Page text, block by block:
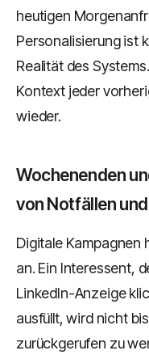
heutigen
Personalisierung ist
Realität des
Kontext jeder
wieder.
Wochenenden
von Notfällen
Digitale Kampagnen
an. Ein Interessent,
LinkedIn-Anzeige
ausfüllt, wird nicht
zurückgerufen zu